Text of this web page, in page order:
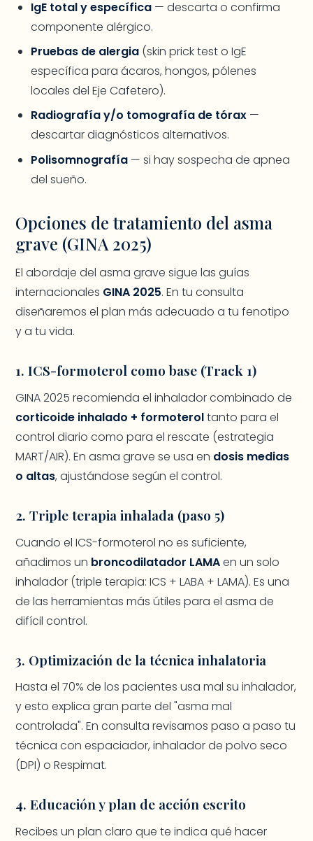
IgE total y específica— descarta o confirma
componente alérgico.
Pruebas de alergia(skin prick test o IgE
específica para ácaros, hongos, pólenes
locales del Eje Cafetero).
Radiografía y/o tomografía de tórax—
descartar diagnósticos alternativos.
Polisomnografía— si hay sospecha de apnea
del sueño.
Opciones de tratamiento del asma
grave (GINA 2025)
El abordaje del asma grave sigue las guías
internacionales GINA 2025. En tu consulta
diseñaremos el plan más adecuado a tu fenotipo
y a tu vida.
1. ICS-formoterol como base (Track 1)
GINA 2025 recomienda el inhalador combinado de
corticoide inhalado + formoteroltanto para el
control diario como para el rescate (estrategia
MART/AIR). En asma grave se usa en dosis medias
o altas, ajustándose según el control.
2. Triple terapia inhalada (paso 5)
Cuando el ICS-formoterol no es suficiente,
añadimos un broncodilatador LAMAen un solo
inhalador (triple terapia: ICS + LABA + LAMA). Es una
de las herramientas más útiles para el asma de
difícil control.
3. Optimización de la técnica inhalatoria
Hasta el 70% de los pacientes usa mal su inhalador,
y esto explica gran parte del "asma mal
controlada". En consulta revisamos paso a paso tu
técnica con espaciador, inhalador de polvo seco
(DPI) o Respimat.
4. Educación y plan de acción escrito
Recibes un plan claro que te indica qué hacer